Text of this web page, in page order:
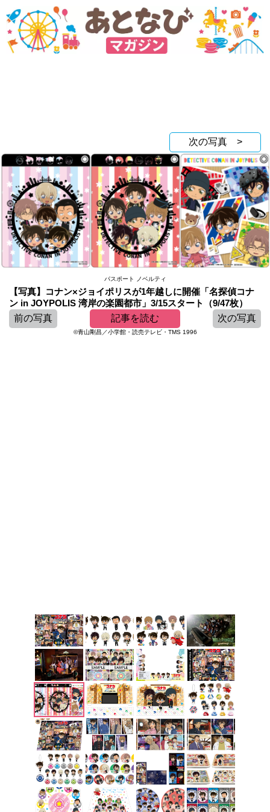
次の写真 >
パスポート ノベルティ
【写真】コナン×ジョイポリスが1年越しに開催「名探偵コナ
ン in JOYPOLIS 湾岸の楽園都市」3/15スタート（9/47枚）
前の写真
記事を読む 次の写真
©青山剛昌／小学館・読売テレビ・TMS 1996